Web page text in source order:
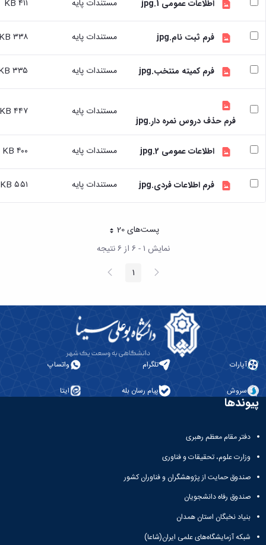
تسهیلات
آموزشی
درخواست
دانشجویان
ایثارگر
درخواست
راهنمایی
اطلاعات عمومی 1.jpg مستندات پایه ۴۱۱ KB
فرم ثبت نام.jpg مستندات پایه ۳۳۸ KB
فرم کمیته منتخب.jpg مستندات پایه ۳۳۵ KB
فرم حذف دروس نمره دار.jpg
مستندات پایه ۴۴۷ KB
اطلاعات عمومی 2.jpg مستندات پایه ۴۰۰ KB
فرم اطلاعات فردی.jpg مستندات پایه ۵۵۱ KB
پست‌‌های 20هر صفحه
نمایش ۱ - ۶ از ۶ نتیجه
پیغام
قبلی صفحه1 صفحه
بعد
آپارات تلگرام واتساپ
سروش پیام رسان بله ایتا
پیوندها
دفتر مقام معظم رهبری
وزارت علوم، تحقیقات و فناوری
صندوق حمایت از پژوهشگران و فناوران کشور
صندوق رفاه دانشجویان
بنیاد نخبگان استان همدان
شبکه آزمایشگاه‌های علمی ایران(شاعا)